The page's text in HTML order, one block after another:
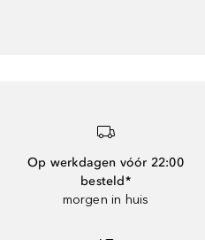
Op werkdagen vóór 22:00
besteld*
morgen in huis